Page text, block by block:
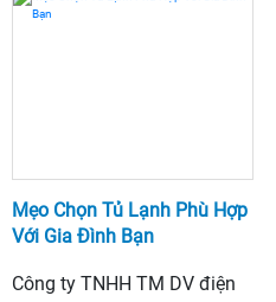
Mẹo Chọn Tủ Lạnh Phù Hợp
Với Gia Đình Bạn
Công ty TNHH TM DV điện